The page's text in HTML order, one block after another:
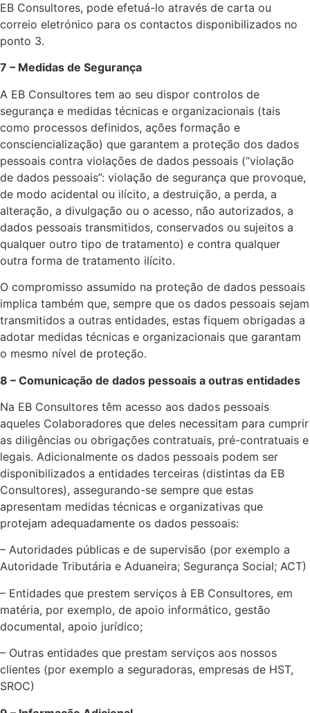
EB Consultores, pode efetuá-lo através de carta ou
correio eletrónico para os contactos disponibilizados no
ponto 3.
7 – Medidas de Segurança
A EB Consultores tem ao seu dispor controlos de
segurança e medidas técnicas e organizacionais (tais
como processos definidos, ações formação e
consciencialização) que garantem a proteção dos dados
pessoais contra violações de dados pessoais (“violação
de dados pessoais”: violação de segurança que provoque,
de modo acidental ou ilícito, a destruição, a perda, a
alteração, a divulgação ou o acesso, não autorizados, a
dados pessoais transmitidos, conservados ou sujeitos a
qualquer outro tipo de tratamento) e contra qualquer
outra forma de tratamento ilícito.
O compromisso assumido na proteção de dados pessoais
implica também que, sempre que os dados pessoais sejam
transmitidos a outras entidades, estas fiquem obrigadas a
adotar medidas técnicas e organizacionais que garantam
o mesmo nível de proteção.
8 – Comunicação de dados pessoais a outras entidades
Na EB Consultores têm acesso aos dados pessoais
aqueles Colaboradores que deles necessitam para cumprir
as diligências ou obrigações contratuais, pré-contratuais e
legais. Adicionalmente os dados pessoais podem ser
disponibilizados a entidades terceiras (distintas da EB
Consultores), assegurando-se sempre que estas
apresentam medidas técnicas e organizativas que
protejam adequadamente os dados pessoais:
– Autoridades públicas e de supervisão (por exemplo a
Autoridade Tributária e Aduaneira; Segurança Social; ACT)
– Entidades que prestem serviços à EB Consultores, em
matéria, por exemplo, de apoio informático, gestão
documental, apoio jurídico;
– Outras entidades que prestam serviços aos nossos
clientes (por exemplo a seguradoras, empresas de HST,
SROC)